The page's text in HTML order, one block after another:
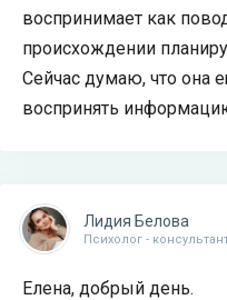
воспринимает как
происхождении
Сейчас думаю, что она
воспринять
Лидия Белова
Психолог -
Елена, добрый день.